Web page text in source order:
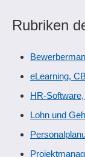
Rubriken
eLearning,
HR-
Lohn und